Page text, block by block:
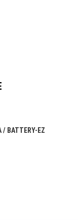
BATTERY-EZ